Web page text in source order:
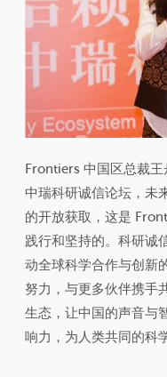
Frontiers 中国区总裁
中瑞科研诚信论坛，未
的开放获取，这是
践行和坚持的。科研诚
动全球科学合作与创新
努力，与更多伙伴携手
生态，让中国的声音与
响力，为人类共同的科